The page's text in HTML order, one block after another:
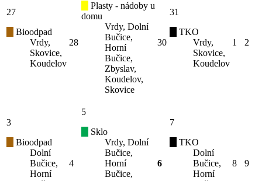
27
Bioodpad
Vrdy,
Skovice,
Koudelov
28
Plasty - nádoby u
domu
Vrdy, Dolní
Bučice,
Horní
Bučice,
Zbyslav,
Koudelov,
Skovice
30
31
TKO
Vrdy,
Skovice,
Koudelov
1 2
3
Bioodpad
Dolní
Bučice,
Horní
4
5
Sklo
Vrdy, Dolní
Bučice,
Horní
Bučice,
6
7
TKO
Dolní
Bučice,
Horní
8 9